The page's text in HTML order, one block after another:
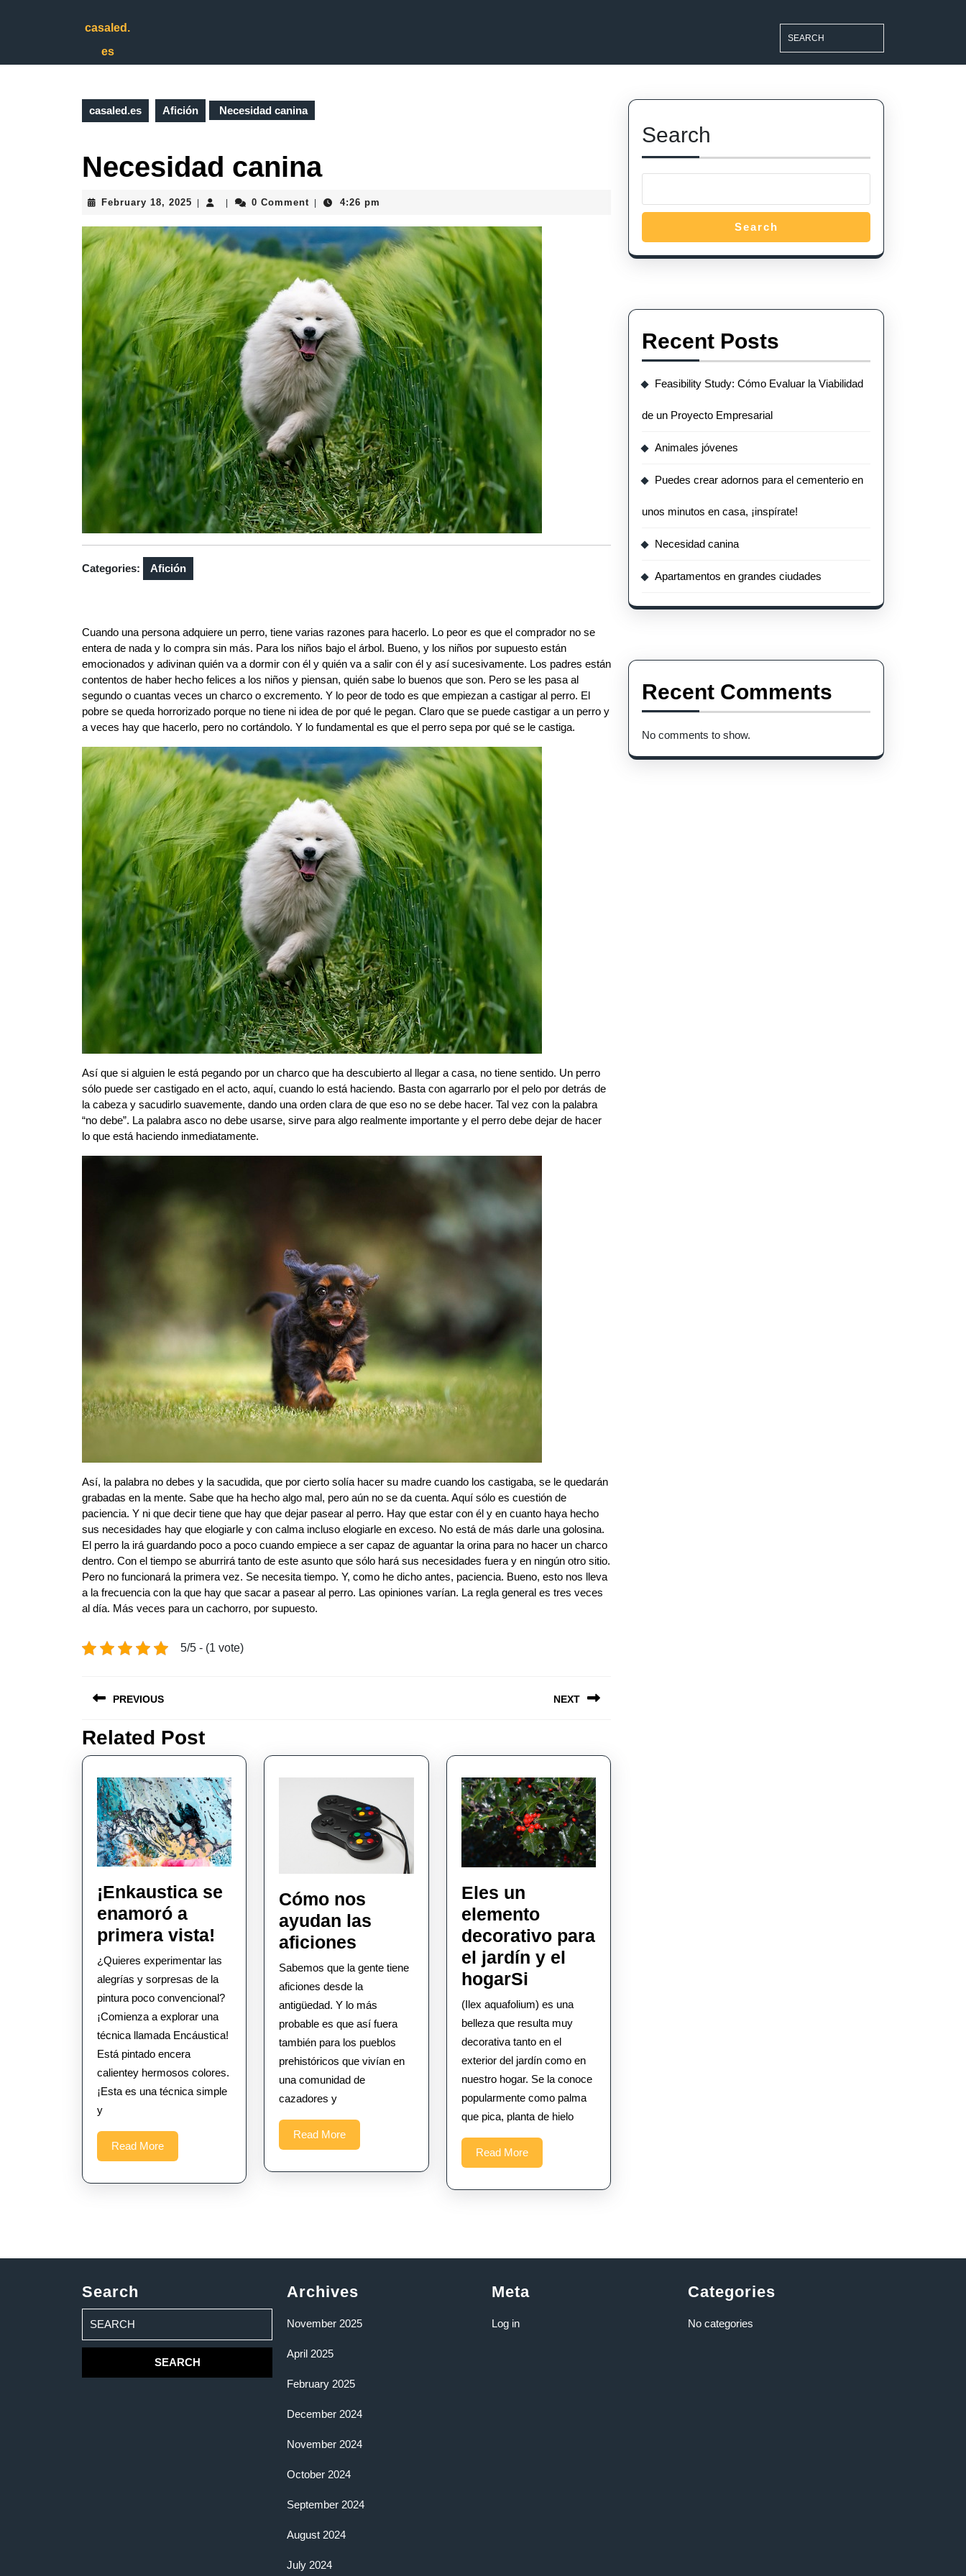
casaled.
es
casaled.es Afición Necesidad canina
Necesidad canina
February 18, 2025 February
2025
0 Comment 4:26 pm
Categories: Afición
Cuando una persona adquiere un perro, tiene varias razones para hacerlo. Lo peor es que el comprador no se
entera de nada y lo compra sin más. Para los niños bajo el árbol. Bueno, y los niños por supuesto están
emocionados y adivinan quién va a dormir con él y quién va a salir con él y así sucesivamente. Los padres están
contentos de haber hecho felices a los niños y piensan, quién sabe lo buenos que son. Pero se les pasa al
segundo o cuantas veces un charco o excremento. Y lo peor de todo es que empiezan a castigar al perro. El
pobre se queda horrorizado porque no tiene ni idea de por qué le pegan. Claro que se puede castigar a un perro y
a veces hay que hacerlo, pero no cortándolo. Y lo fundamental es que el perro sepa por qué se le castiga.
Así que si alguien le está pegando por un charco que ha descubierto al llegar a casa, no tiene sentido. Un perro
sólo puede ser castigado en el acto, aquí, cuando lo está haciendo. Basta con agarrarlo por el pelo por detrás de
la cabeza y sacudirlo suavemente, dando una orden clara de que eso no se debe hacer. Tal vez con la palabra
“no debe”. La palabra asco no debe usarse, sirve para algo realmente importante y el perro debe dejar de hacer
lo que está haciendo inmediatamente.
Así, la palabra no debes y la sacudida, que por cierto solía hacer su madre cuando los castigaba, se le quedarán
grabadas en la mente. Sabe que ha hecho algo mal, pero aún no se da cuenta. Aquí sólo es cuestión de
paciencia. Y ni que decir tiene que hay que dejar pasear al perro. Hay que estar con él y en cuanto haya hecho
sus necesidades hay que elogiarle y con calma incluso elogiarle en exceso. No está de más darle una golosina.
El perro la irá guardando poco a poco cuando empiece a ser capaz de aguantar la orina para no hacer un charco
dentro. Con el tiempo se aburrirá tanto de este asunto que sólo hará sus necesidades fuera y en ningún otro sitio.
Pero no funcionará la primera vez. Se necesita tiempo. Y, como he dicho antes, paciencia. Bueno, esto nos lleva
a la frecuencia con la que hay que sacar a pasear al perro. Las opiniones varían. La regla general es tres veces
al día. Más veces para un cachorro, por supuesto.
5/5 - (1 vote)
navigation
PREVIOUS
Previous
post:
NEXT
post:
Related Post
¡Enkaustica se
enamoró a
primera vista! ¡Enkaustica
se
enamoró
a
primera
vista!
¿Quieres experimentar las
alegrías y sorpresas de la
pintura poco convencional?
¡Comienza a explorar una
técnica llamada Encáustica!
Está pintado encera
calientey hermosos colores.
¡Esta es una técnica simple
y
Read MoreRead
More
Cómo nos
ayudan las
aficiones
nos
ayudan
las
aficiones
Sabemos que la gente tiene
aficiones desde la
antigüedad. Y lo más
probable es que así fuera
también para los pueblos
prehistóricos que vivían en
una comunidad de
cazadores y
Read MoreRead
More
Eles un
elemento
decorativo para
el jardín y el
hogarSiEles
un
elemento
decorativo
para
el
jardín
el
hogarSi
(Ilex aquafolium) es una
belleza que resulta muy
decorativa tanto en el
exterior del jardín como en
nuestro hogar. Se la conoce
popularmente como palma
que pica, planta de hielo
Read MoreRead
More
Search
Search
Recent Posts
Feasibility Study: Cómo Evaluar la Viabilidad
de un Proyecto Empresarial
Animales jóvenes
Puedes crear adornos para el cementerio en
unos minutos en casa, ¡inspírate!
Necesidad canina
Apartamentos en grandes ciudades
Recent Comments
No comments to show.
Search
for:
Archives
November 2025
April 2025
February 2025
December 2024
November 2024
October 2024
September 2024
August 2024
July 2024
Meta
Log in
Categories
No categories